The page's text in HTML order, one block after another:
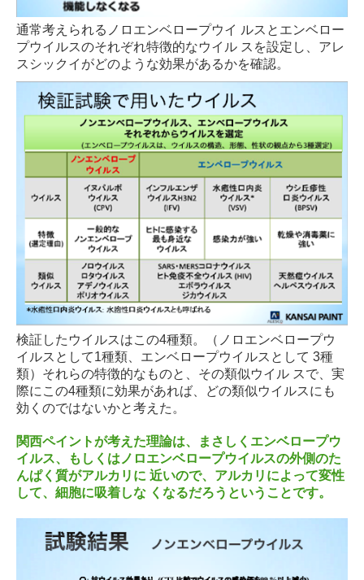
リフォーム前の豆知識
耐震チェック
採用情報
リプラスについて
リプラスの仕事
リプラスの社員
リプラスの制度
新卒採用
中途採用
プライバシーポリシー
通常考えられるノロエンベロープウイ ルスとエンベロー
プウイルスのそれぞれ特徴的なウイル スを設定し、アレ
スシックイがどのような効果があるかを確認。
検証したウイルスはこの4種類。（ノロエンベロープウ
イルスとして1種類、エンベロープウイルスとして 3種
類）それらの特徴的なものと、その類似ウイル スで、実
際にこの4種類に効果があれば、どの類似ウイルスにも
効くのではないかと考えた。
関西ペイントが考えた理論は、まさしくエンベロープウ
イルス、もしくはノロエンベロープウイルスの外側のた
んぱく質がアルカリに 近いので、アルカリによって変性
して、細胞に吸着しな くなるだろうということです。